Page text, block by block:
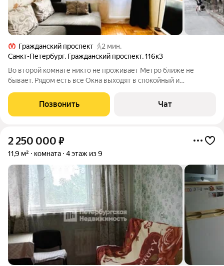
Гражданский проспект
2 мин.
Санкт-Петербург, Гражданский проспект,116к3
Во второй комнате никто не проживает Метро ближе не
бывает. Рядом есть все Окна выходят в спокойный и
входит в цену В квартире тихо и спокойно Комната готова
чтобы сразу заехать и жить Ванная и
Позвонить Чат
2 250 000 ₽
11,9 м² комната 4 этаж из 9